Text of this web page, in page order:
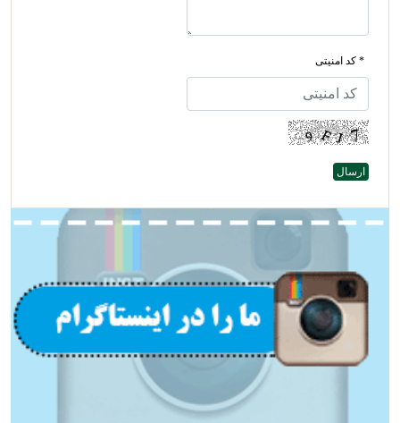
* کد امنیتی